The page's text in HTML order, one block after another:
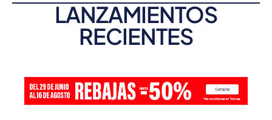
LANZAMIENTOS
RECIENTES